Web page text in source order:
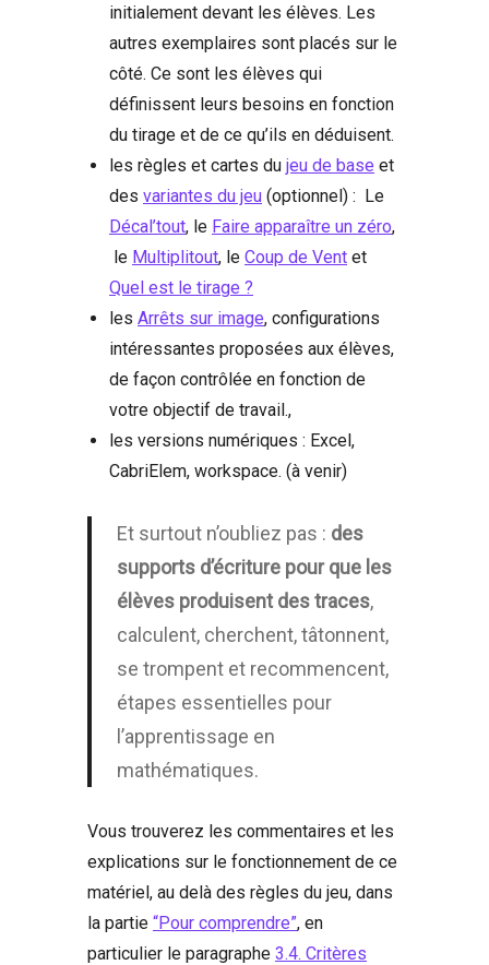
initialement devant les élèves. Les
autres exemplaires sont placés sur le
côté. Ce sont les élèves qui
définissent leurs besoins en fonction
du tirage et de ce qu’ils en déduisent.
les règles et cartes du jeu de base et
des variantes du jeu (optionnel) : Le
Décal’tout, le Faire apparaître un zéro,
le Multiplitout, le Coup de Vent et
Quel est le tirage ?
les Arrêts sur image, configurations
intéressantes proposées aux élèves,
de façon contrôlée en fonction de
votre objectif de travail.,
les versions numériques : Excel,
CabriElem, workspace. (à venir)
Et surtout n’oubliez pas : des
supports d’écriture pour que les
élèves produisent des traces,
calculent, cherchent, tâtonnent,
se trompent et recommencent,
étapes essentielles pour
l’apprentissage en
mathématiques.
Vous trouverez les commentaires et les
explications sur le fonctionnement de ce
matériel, au delà des règles du jeu, dans
la partie “Pour comprendre”, en
particulier le paragraphe 3.4. Critères